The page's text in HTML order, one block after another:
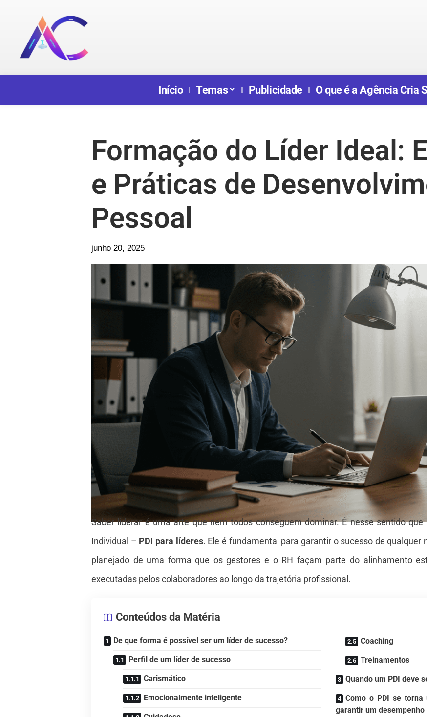
Início Temas Publicidade O que é a Agência Cria
Formação do Líder Ideal:
e Práticas de
Pessoal
junho 20, 2025
Saber liderar é uma arte que nem todos conseguem dominar. É nesse sentido
Individual – PDI para líderes. Ele é fundamental para garantir o sucesso de qualquer
planejado de uma forma que os gestores e o RH façam parte do alinhamento
executadas pelos colaboradores ao longo da trajetória profissional.
Conteúdos da Matéria
De que forma é possível ser um líder de sucesso?
Perfil de um líder de sucesso
Carismático
Emocionalmente inteligente
Coaching
Treinamentos
Quando um PDI deve
Como o PDI se torna
garantir um desempenho